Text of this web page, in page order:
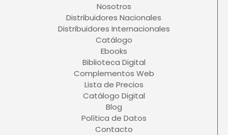
Nosotros
Distribuidores Nacionales
Distribuidores Internacionales
Catálogo
Ebooks
Biblioteca Digital
Complementos Web
Lista de Precios
Catálogo Digital
Blog
Política de Datos
Contacto